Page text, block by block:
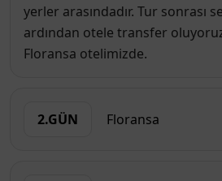
yerler arasındadır. Tur sonrası
ardından otele transfer
Floransa otelimizde.
2.GÜN Floransa